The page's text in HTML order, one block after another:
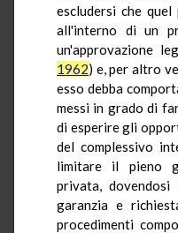
escludersi che
all'interno di un
un'approvazione
1962) e, per altro
esso debba
messi in grado di
di esperire gli
del complessivo
limitare il pieno
privata,
garanzia e
procedimenti